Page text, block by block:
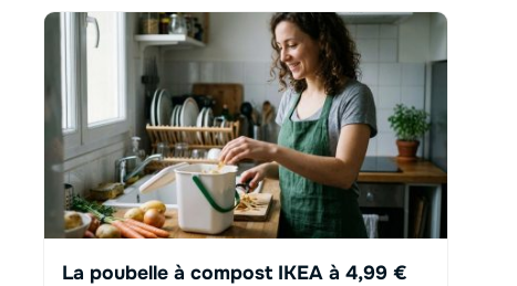
La poubelle à compost IKEA à 4,99 €